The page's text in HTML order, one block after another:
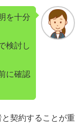
を十分
検討し
に確認
契約することが重